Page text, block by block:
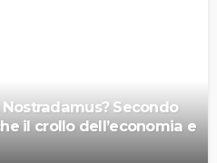
Secondo
il crollo dell’economia e